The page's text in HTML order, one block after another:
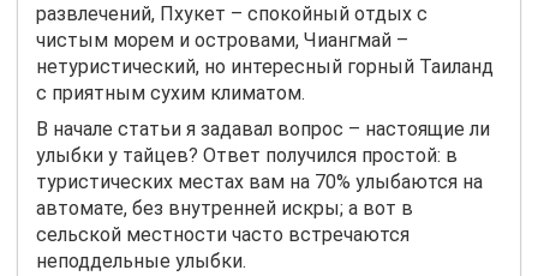
развлечений, Пхукет – спокойный отдых с
чистым морем и островами, Чиангмай –
нетуристический, но интересный горный Таиланд
с приятным сухим климатом.
В начале статьи я задавал вопрос – настоящие ли
улыбки у тайцев? Ответ получился простой: в
туристических местах вам на 70% улыбаются на
автомате, без внутренней искры; а вот в
сельской местности часто встречаются
неподдельные улыбки.